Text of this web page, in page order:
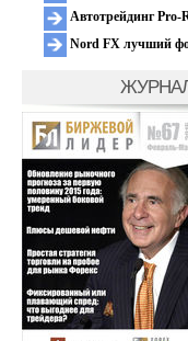
Автотрейдинг Pro-
Nord FX лучший